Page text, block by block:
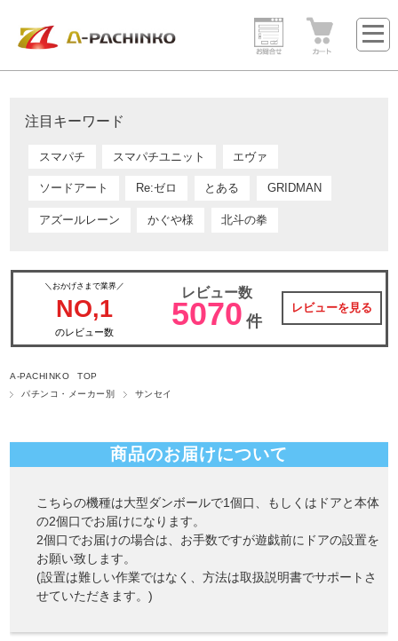
注目キーワード
スマパチ スマパチユニット エヴァ
ソードアート Re:ゼロ とある GRIDMAN
アズールレーン かぐや様 北斗の拳
＼おかげさまで業界／
NO,1
のレビュー数
レビュー数
5070 件
レビューを見る
A-PACHINKO TOP
パチンコ・メーカー別
サンセイ
商品のお届けについて
こちらの機種は大型ダンボールで1個口、もしくはドアと本体
の2個口でお届けになります。
2個口でお届けの場合は、お手数ですが遊戯前にドアの設置を
お願い致します。
(設置は難しい作業ではなく、方法は取扱説明書でサポートさ
せていただきます。)